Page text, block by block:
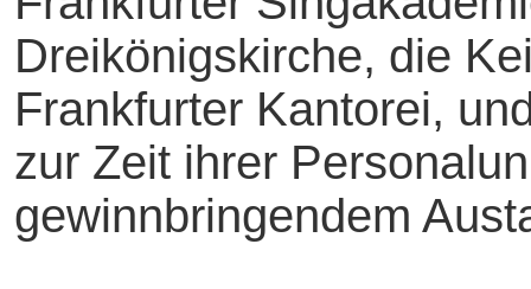
Dreikönigskirche, die
Frankfurter Kantorei,
zur Zeit ihrer
gewinnbringendem